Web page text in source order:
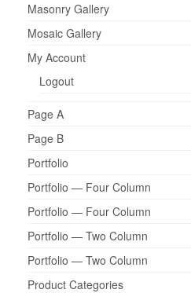
Masonry Gallery
Mosaic Gallery
My Account
Logout
Page A
Page B
Portfolio
Portfolio — Four Column
Portfolio — Four Column
Portfolio — Two Column
Portfolio — Two Column
Product Categories